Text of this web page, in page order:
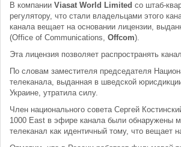
В компании Viasat World Limited со штаб-
регулятору, что стали владельцами этого
канала вещает на основании лицензии,
(Office of Communications, Offcom).
Эта лицензия позволяет распространять
По словам заместителя председателя
телеканала, выданная в шведской
Украине, утратила силу.
Член национального совета Сергей
1000 East в эфире канала были обнаружены
телеканал как идентичный тому, что вещает